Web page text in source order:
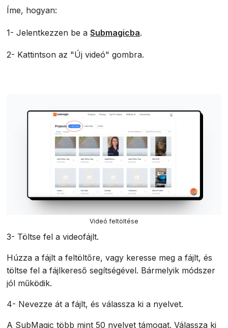
Íme, hogyan:
1- Jelentkezzen be aSubmagicba.
2- Kattintson az "Új videó" gombra.
Videó feltöltése
3- Töltse fel a videofájlt.
Húzza a fájlt a feltöltőre, vagy keresse meg a fájlt, és
töltse fel a fájlkereső segítségével. Bármelyik módszer
jól működik.
4- Nevezze át a fájlt, és válassza ki a nyelvet.
A SubMagic több mint 50 nyelvet támogat. Válassza ki